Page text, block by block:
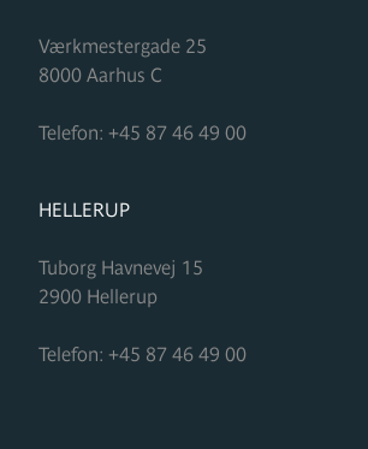
Værkmestergade 25
8000 Aarhus C
Telefon: +45 87 46 49 00
FORMUPLEJE
HELLERUP
Tuborg Havnevej 15
2900 Hellerup
Telefon: +45 87 46 49 00